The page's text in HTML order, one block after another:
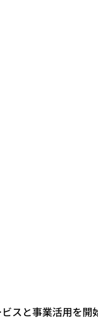
スと事業活用を開